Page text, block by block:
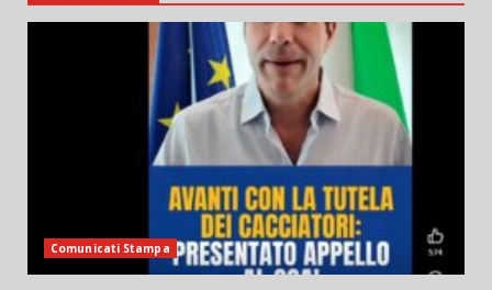
Comunicati Stampa